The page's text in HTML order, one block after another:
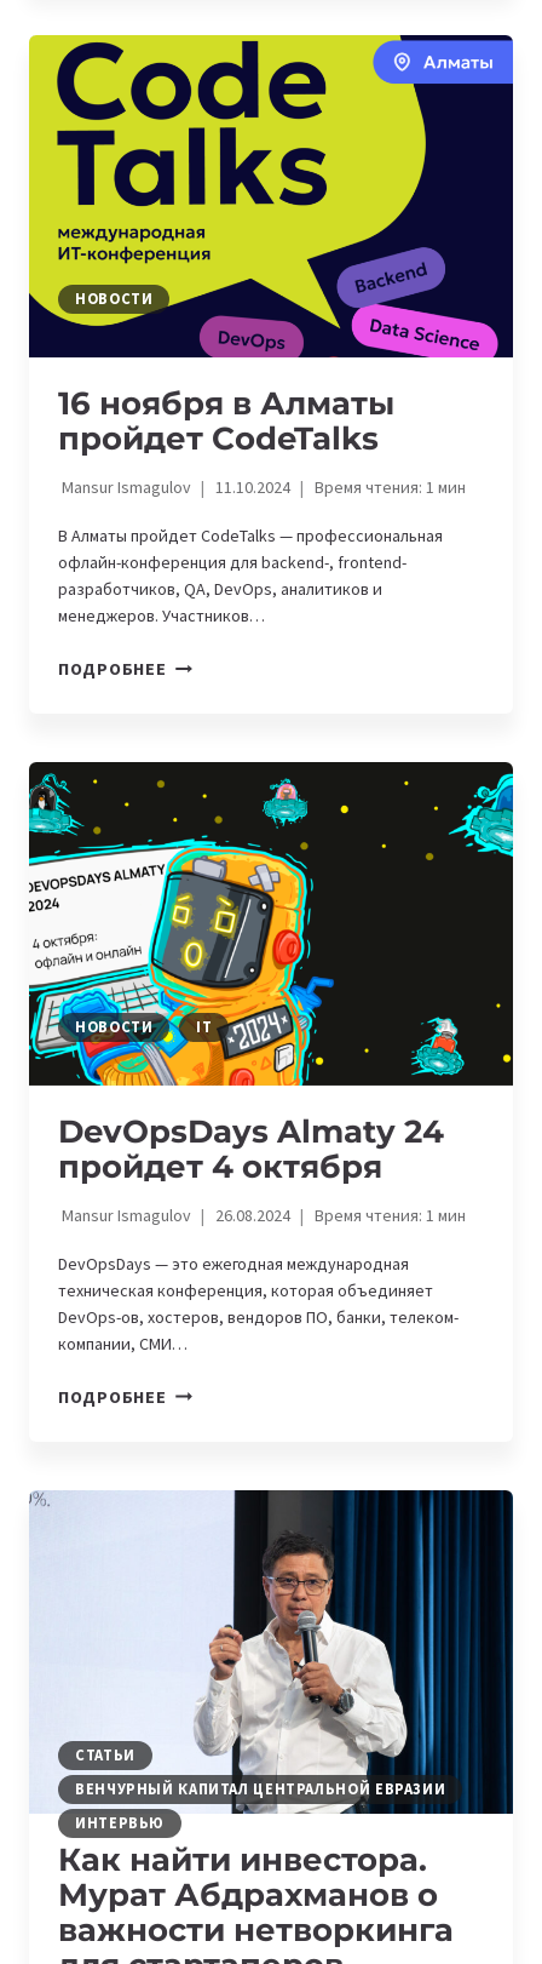
ЭКСПЕРТАМИ:
11
МЕРОПРИЯТИЙ
ЦЕНТРАЛЬНОЙ
ПРОЙДУТ
УЖЕ
НА
ЭТОЙ
НЕДЕЛЕ
НОВОСТИ
16 ноября в Алматы
пройдет CodeTalks
Mansur Ismagulov 11.10.2024 Время чтения: 1мин
В Алматы пройдет CodeTalks — профессиональная
офлайн-конференция для backend-, frontend-
разработчиков, QA, DevOps, аналитиков и
менеджеров. Участников…
ПОДРОБНЕЕ 16
CODETALKS
НОВОСТИ IT
DevOpsDays Almaty 24
пройдет 4 октября
Mansur Ismagulov 26.08.2024 Время чтения: 1мин
DevOpsDays — это ежегодная международная
техническая конференция, которая объединяет
DevOps-ов, хостеров, вендоров ПО, банки, телеком-
компании, СМИ…
ПОДРОБНЕЕ DEVOPSDAYS
СТАТЬИ
ВЕНЧУРНЫЙ КАПИТАЛ ЦЕНТРАЛЬНОЙ ЕВРАЗИИ
ИНТЕРВЬЮ
Как найти инвестора.
Мурат Абдрахманов о
важности нетворкинга